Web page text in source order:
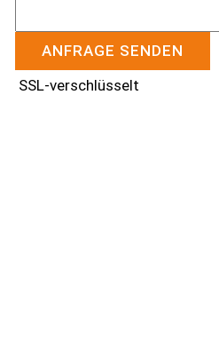
ANFRAGE SENDEN
SSL-verschlüsselt